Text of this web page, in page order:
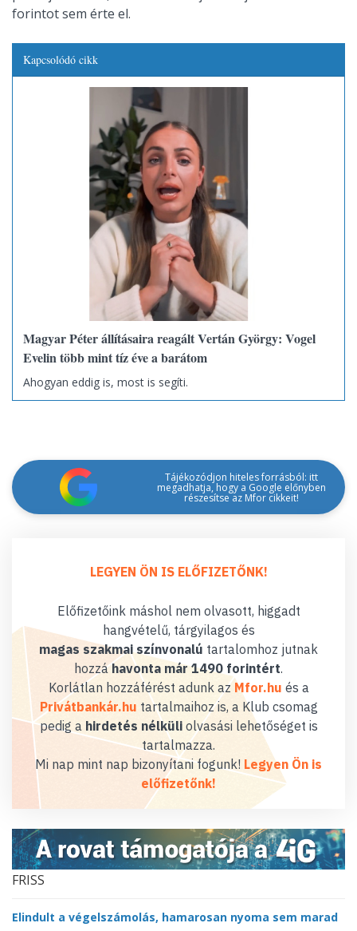
forintot sem érte el.
Kapcsolódó cikk
Magyar Péter állításaira reagált Vertán György: Vogel
Evelin több mint tíz éve a barátom
Ahogyan eddig is, most is segíti.
Tájékozódjon hiteles forrásból: itt
megadhatja, hogy a Google előnyben
részesítse az Mfor cikkeit!
LEGYEN ÖN IS ELŐFIZETŐNK!
Előfizetőink máshol nem olvasott, higgadt
hangvételű, tárgyilagos és
magas szakmai színvonalú tartalomhoz jutnak
hozzáhavonta már 1490 forintért.
Korlátlan hozzáférést adunk az Mfor.hu és a
Privátbankár.hu tartalmaihoz is, a Klub csomag
pedig a hirdetés nélküliolvasási lehetőséget is
tartalmazza.
Mi nap mint nap bizonyítani fogunk! Legyen Ön is
előfizetőnk!
FRISS
Elindult a végelszámolás, hamarosan nyoma sem marad